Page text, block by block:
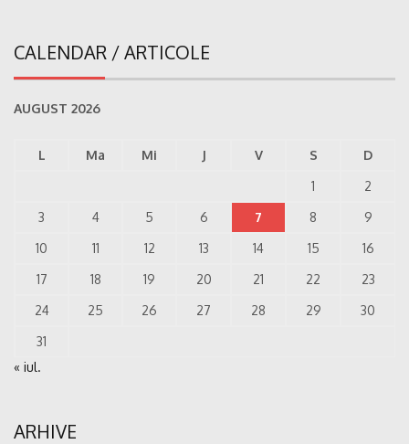
CALENDAR / ARTICOLE
AUGUST 2026
L Ma Mi J V S
D
1
2
3
4 5 6 7 8
9
10
11 12 13 14 15
16
17
18 19 20 21 22
23
24
25 26 27 28 29
30
31
« iul.
ARHIVE